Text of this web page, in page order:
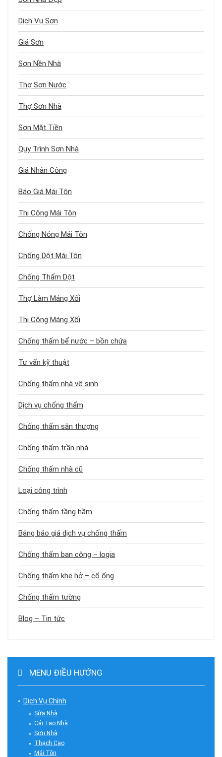
Dịch Vụ Sơn
Giá Sơn
Sơn Nền Nhà
Thợ Sơn Nước
Thợ Sơn Nhà
Sơn Mặt Tiền
Quy Trình Sơn Nhà
Giá Nhân Công
Báo Giá Mái Tôn
Thi Công Mái Tôn
Chống Nóng Mái Tôn
Chống Dột Mái Tôn
Chống Thấm Dột
Thợ Làm Máng Xối
Thi Công Máng Xối
Chống thấm bể nước – bồn chứa
Tư vấn kỹ thuật
Chống thấm nhà vệ sinh
Dịch vụ chống thấm
Chống thấm sân thượng
Chống thấm trần nhà
Chống thấm nhà cũ
Loại công trình
Chống thấm tầng hầm
Bảng báo giá dịch vụ chống thấm
Chống thấm ban công – logia
Chống thấm khe hở – cổ ống
Chống thấm tường
Blog – Tin tức
MENU ĐIỀU HƯỚNG
Dịch Vụ Chính
Sửa Nhà
Cải Tạo Nhà
Sơn Nhà
Thạch Cao
Mái Tôn